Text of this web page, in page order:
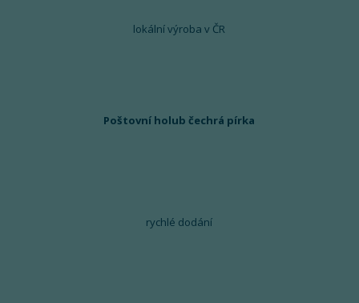
lokální výroba v ČR
Poštovní holub čechrá pírka
rychlé dodání